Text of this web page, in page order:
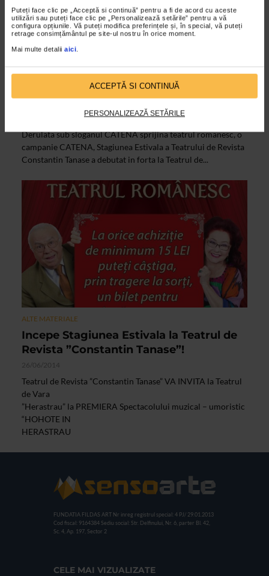
Puteți face clic pe „Acceptă si continuă” pentru a fi de acord cu aceste
utilizări sau puteți face clic pe „Personalizează setările” pentru a vă
configura opțiunile. Vă puteți modifica preferințele și, în special, vă puteți
retrage consimțământul pe site-ul nostru în orice moment.
Mai multe detalii aici.
ACCEPTĂ SI CONTINUĂ
PERSONALIZEAZĂ SETĂRILE
ALTE MATERIALE
Hohote in Herestrau – Premiera estivala
la Teatrul Tanase
Derulata sub sloganul CATENA sprijina teatrul romanesc, o
campanie CATENA, Stagiunea Estivala a Teatrului de Revista
Constantin Tanase a debutat in forta la Teatrul de...
ALTE MATERIALE
Incepe Stagiunea Estivala la Teatrul de
Revista ”Constantin Tanase”!
26/06/2014
Teatrul de Revista ”Constantin Tanase” VA INVITA la Teatrul
de Vara
”Herastrau” la PREMIERA Spectacolului muzical – umoristic
“HOHOTE IN
HERASTRAU
FUNDATIA FILDAS ART Nr inreg registrul special: 4 PJ/ 29.01.2013
Cod fiscal: 9164384 Sediu social: Str. Delfinului, Nr. 6, parter Bl. 42,
Sc. 4, Ap. 197, Sector 2
CELE MAI VIZUALIZATE